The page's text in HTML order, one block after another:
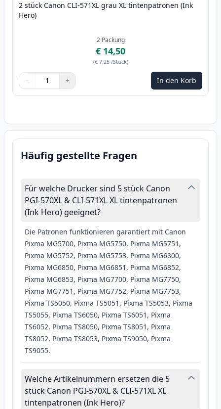
2 stück Canon CLI-571XL grau XL tintenpatronen (Ink
Hero)
2 Packung
€ 14,50
(€ 7,25 /Stück)
Menge
Verwenden Sie die Tasten, um anzupassen
− +
Menge 1 In den Korb
Häufig gestellte Fragen
Für welche Drucker sind 5 stück Canon
PGI-570XL & CLI-571XL XL tintenpatronen
(Ink Hero) geeignet?
Die Patronen funktionieren garantiert mit Canon
Pixma MG5700, Pixma MG5750, Pixma MG5751,
Pixma MG5752, Pixma MG5753, Pixma MG6800,
Pixma MG6850, Pixma MG6851, Pixma MG6852,
Pixma MG6853, Pixma MG7700, Pixma MG7750,
Pixma MG7751, Pixma MG7752, Pixma MG7753,
Pixma TS5050, Pixma TS5051, Pixma TS5053, Pixma
TS5055, Pixma TS6050, Pixma TS6051, Pixma
TS6052, Pixma TS8050, Pixma TS8051, Pixma
TS8052, Pixma TS8053, Pixma TS9050, Pixma
TS9055.
Welche Artikelnummern ersetzen die 5
stück Canon PGI-570XL & CLI-571XL XL
tintenpatronen (Ink Hero)?